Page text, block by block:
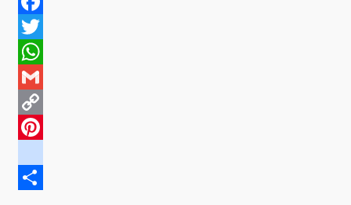
Facebook
Twitter
WhatsApp
Gmail
Copy
google_bookmarks